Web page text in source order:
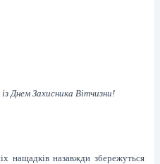
Днем Захисника Вітчизни!
нащадків назавжди збережуться